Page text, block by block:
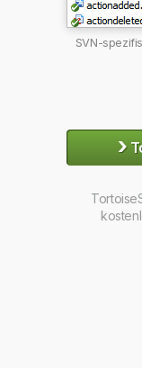
SVN-
›